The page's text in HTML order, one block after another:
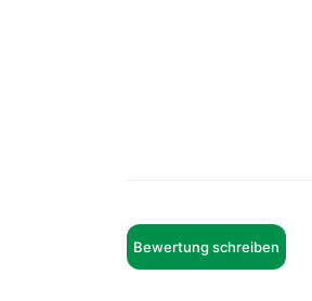
Bewertung schreiben